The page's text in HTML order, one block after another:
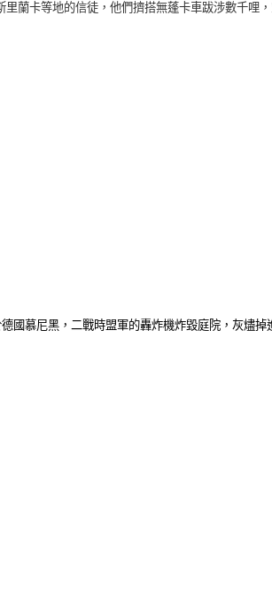
蘭卡等地的信徒，他們擠搭無蓬卡車跋涉數千哩
國慕尼黑，二戰時盟軍的轟炸機炸毀庭院，灰燼